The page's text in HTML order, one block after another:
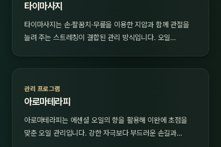
타이마사지
타이마사지는 손·팔꿈치·무릎을 이용한 지압과 함께 관절을
늘려 주는 스트레칭이 결합된 관리 방식입니다. 오일…
관리 프로그램
아로마테라피
아로마테라피는 에센셜 오일의 향을 활용해 이완에 초점을
맞춘 오일 관리입니다. 강한 자극보다 부드러운 손길과…